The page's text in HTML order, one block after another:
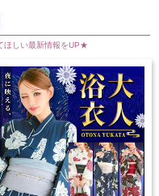
ほしい最新情報をUP★